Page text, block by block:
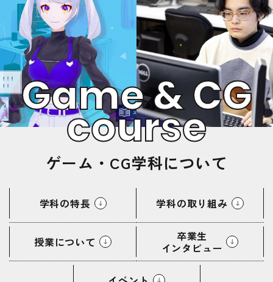
Game & CG
course
ゲーム・CG学科について
学科の特長 学科の取り組み
授業について
卒業生
インタビュー